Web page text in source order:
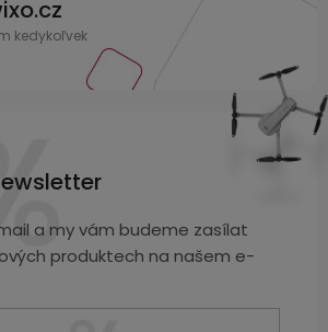
a my vám budeme zasílat
produktech na našem e-